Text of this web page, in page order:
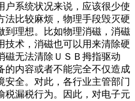
户系统状况来说，应该很少使
法比较麻烦，物理手段毁灭硬
到理想。比如物理消磁，消磁
技术，消磁也可以用来清除硬
磁无法清除ＵＳＢ拇指驱动
的内容或者不能完全不仅造成
安全。对此，各行业主管部门
税漏税行为。因此，对电子元